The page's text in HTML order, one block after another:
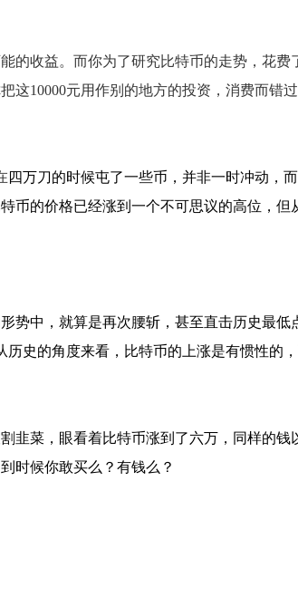
的收益。而你为了研究比特币的走势，花
这10000元用作别的地方的投资，消费而错
四万刀的时候屯了一些币，并非一时冲动，
币的价格已经涨到一个不可思议的高位，
势中，就算是再次腰斩，甚至直击历史最
史的角度来看，比特币的上涨是有惯性的
韭菜，眼看着比特币涨到了六万，同样的钱
时候你敢买么？有钱么？